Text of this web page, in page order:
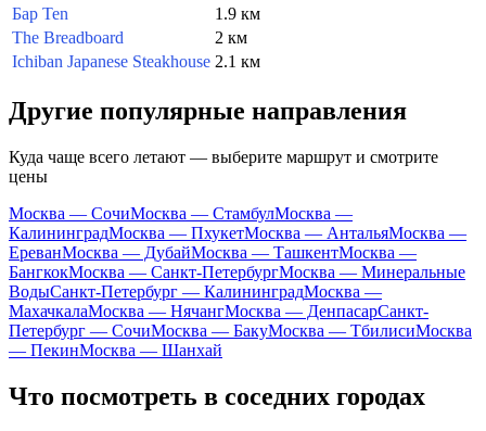
Бар Ten
1.9 км
The Breadboard
2 км
Ichiban Japanese Steakhouse 2.1 км
Другие популярные направления
Куда чаще всего летают — выберите маршрут и смотрите
цены
Москва — СочиМосква — СтамбулМосква —
КалининградМосква — ПхукетМосква — АнтальяМосква —
ЕреванМосква — ДубайМосква — ТашкентМосква —
БангкокМосква — Санкт-ПетербургМосква — Минеральные
ВодыСанкт-Петербург — КалининградМосква —
МахачкалаМосква — НячангМосква — ДенпасарСанкт-
Петербург — СочиМосква — БакуМосква — ТбилисиМосква
— ПекинМосква — Шанхай
Что посмотреть в соседних городах